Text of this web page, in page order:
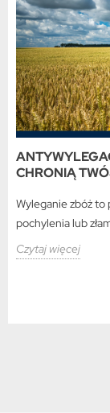
CHRONIĄ
Wyleganie zbóż to
pochylenia lub
Czytaj więcej